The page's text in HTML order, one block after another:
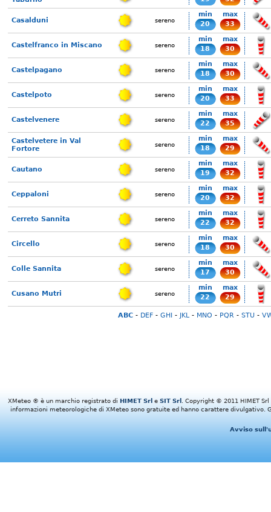
Casalduni sereno
min
20
max
33
Castelfranco in Miscano sereno
min
18
max
30
Castelpagano sereno
min
18
max
30
Castelpoto sereno
min
20
max
33
Castelvenere sereno
min
22
max
35
Castelvetere in Val
Fortore
sereno
min
18
max
29
Cautano sereno
min
19
max
32
Ceppaloni sereno
min
20
max
32
Cerreto Sannita sereno
min
22
max
32
Circello sereno
min
18
max
30
Colle Sannita sereno
min
17
max
30
Cusano Mutri sereno
min
22
max
29
ABC- DEF- GHI- JKL- MNO - PQR - STU -
XMeteo ® è un marchio registrato di HIMET Srl e SIT Srl
. Copyright © 2011 HIMET
informazioni meteorologiche di XMeteo sono gratuite ed hanno carattere divulgativo.
Avviso